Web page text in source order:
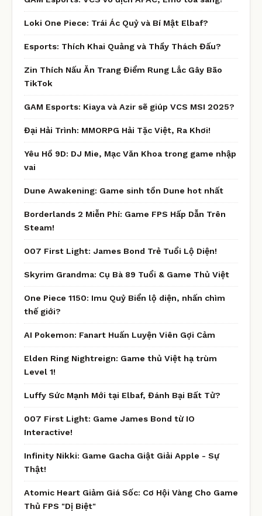
Loki One Piece: Trái Ác Quỷ và Bí Mật Elbaf?
Esports: Thích Khai Quảng và Thầy Thách Đấu?
Zin Thích Nấu Ăn Trang Điểm Rung Lắc Gây Bão
TikTok
GAM Esports: Kiaya và Azir sẽ giúp VCS MSI 2025?
Đại Hải Trình: MMORPG Hải Tặc Việt, Ra Khơi!
Yêu Hồ 9D: DJ Mie, Mạc Văn Khoa trong game nhập
vai
Dune Awakening: Game sinh tồn Dune hot nhất
Borderlands 2 Miễn Phí: Game FPS Hấp Dẫn Trên
Steam!
007 First Light: James Bond Trẻ Tuổi Lộ Diện!
Skyrim Grandma: Cụ Bà 89 Tuổi & Game Thủ Việt
One Piece 1150: Imu Quỷ Biển lộ diện, nhấn chìm
thế giới?
AI Pokemon: Fanart Huấn Luyện Viên Gợi Cảm
Elden Ring Nightreign: Game thủ Việt hạ trùm
Level 1!
Luffy Sức Mạnh Mới tại Elbaf, Đánh Bại Bất Tử?
007 First Light: Game James Bond từ IO
Interactive!
Infinity Nikki: Game Gacha Giật Giải Apple - Sự
Thật!
Atomic Heart Giảm Giá Sốc: Cơ Hội Vàng Cho Game
Thủ FPS "Dị Biệt"